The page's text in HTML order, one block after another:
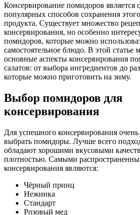
Консервирование помидоров является
популярных способов сохранения
продукта. Существует множество
консервирования, но особенно
помидоров, которые можно
самостоятельное блюдо. В этой статье
основные аспекты консервирования
салатов: от выбора ингредиентов до
которые можно приготовить на зиму.
Выбор помидоров для
консервирования
Для успешного консервирования
выбрать помидоры. Лучше всего
обладают хорошими вкусовыми
плотностью. Самыми
консервирования являются:
Чёрный принц
Нежинка
Стандарт
Розовый мед